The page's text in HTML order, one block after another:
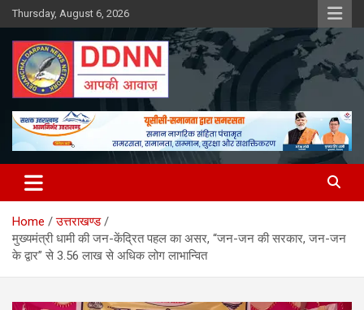
Skip
to
content
Thursday, August 6, 2026
DDNN
Home
उत्तराखण्ड
मुख्यमंत्री धामी की जन-केंद्रित पहल का असर, “जन-जन की सरकार, जन-जन
के द्वार” से 3.56 लाख से अधिक लोग लाभान्वित